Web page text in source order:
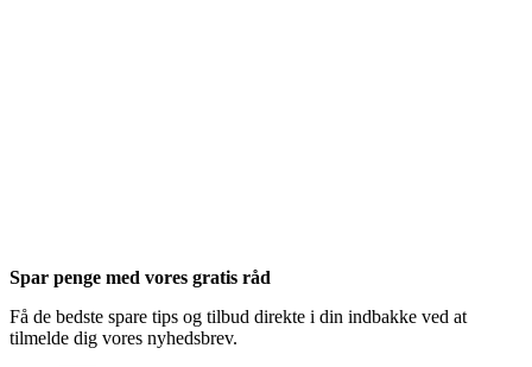
Spar penge med vores gratis råd
Få de bedste spare tips og tilbud direkte i din indbakke ved at
tilmelde dig vores nyhedsbrev.